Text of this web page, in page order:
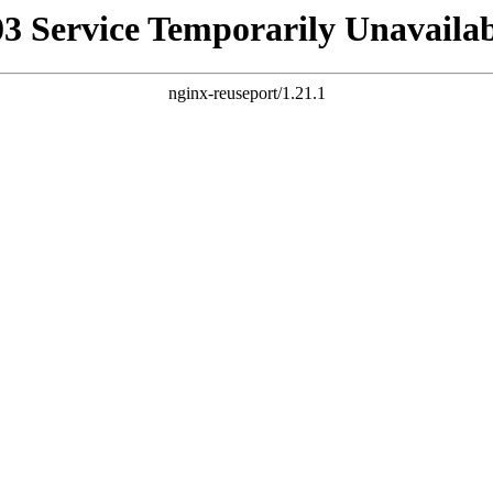
Service Temporarily
nginx-reuseport/1.21.1